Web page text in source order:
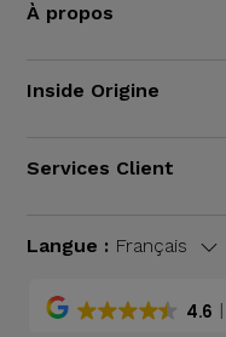
À propos
Inside Origine
Services Client
Langue : Français
4.6